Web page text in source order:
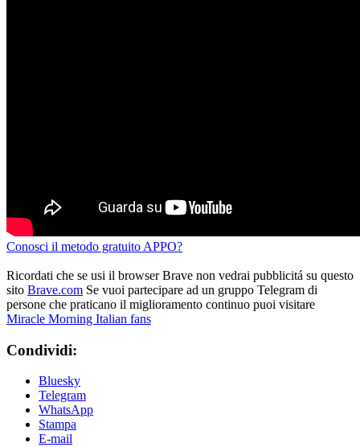
Conosci il metodo gratuito APPO?
Ricordati che se usi il browser Brave non vedrai pubblicitá su questo
sito Brave.com Se vuoi partecipare ad un gruppo Telegram di
persone che praticano il miglioramento continuo puoi visitare
Miracle Morning Italian fans
Condividi:
Bluesky
Telegram
WhatsApp
Stampa
E-mail